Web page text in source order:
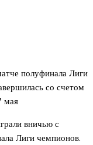
полуфинала Лиги
со счетом
мая
вничью с
Лиги чемпионов.